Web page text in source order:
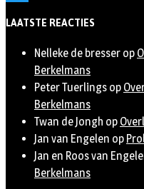
LAATSTE REACTIES
Nelleke de bresser op
Berkelmans
Peter Tuerlings op
Berkelmans
Twan de Jongh op
Jan van Engelen op
Jan en Roos van
Berkelmans